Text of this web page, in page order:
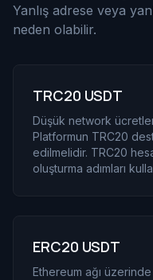
Yanlış adrese veya
neden olabilir.
TRC20 USDT
Düşük network
Platformun TRC20
edilmelidir. TRC20
oluşturma adımları
ERC20 USDT
Ethereum ağı